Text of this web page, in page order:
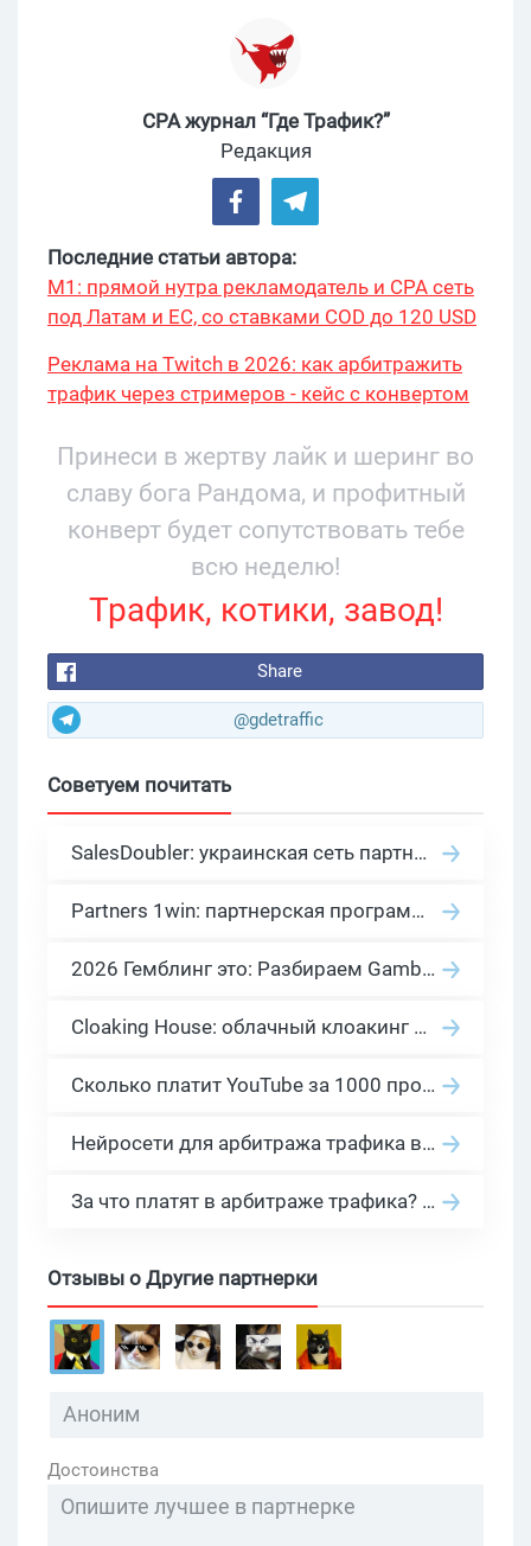
CPA журнал “Где Трафик?”
Редакция
Последние статьи автора:
М1: прямой нутра рекламодатель и CPA сеть
под Латам и ЕС, со ставками COD до 120 USD
Реклама на Twitch в 2026: как арбитражить
трафик через стримеров - кейс с конвертом
Принеси в жертву лайк и шеринг во
славу бога Рандома, и профитный
конверт будет сопутствовать тебе
всю неделю!
Трафик, котики, завод!
Share
@gdetraffic
Советуем почитать
SalesDoubler: украинская сеть партнерских программ с оплатой за действие
Partners 1win: партнерская программа казино в нише гемблинг арбитраж
2026 Гемблинг это: Разбираем Gambling вертикаль, и все что связано с гемблинг и беттинг офферами
Cloaking House: облачный клоакинг для фильтрации ботов FB и Google Ads — гайд PHP-интеграции 2026
Сколько платит YouTube за 1000 просмотров в 2026: реальные цифры от 0.5 до 36 USD по ГЕО
Нейросети для арбитража трафика в 2026: инструменты, кейсы и AI-медиабайеры
За что платят в арбитраже трафика? 30 моделей оплаты в бурж и СНГ партнерках
Отзывы о Другие партнерки
Достоинства